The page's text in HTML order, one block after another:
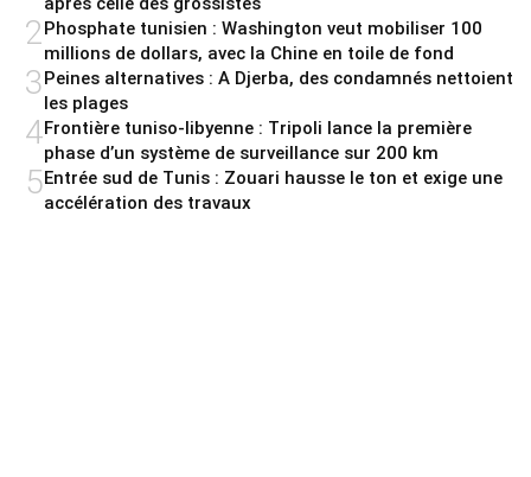
2Phosphate tunisien : Washington veut mobiliser 100
millions de dollars, avec la Chine en toile de fond
3Peines alternatives : A Djerba, des condamnés nettoient
les plages
4Frontière tuniso-libyenne : Tripoli lance la première
phase d’un système de surveillance sur 200 km
5Entrée sud de Tunis : Zouari hausse le ton et exige une
accélération des travaux